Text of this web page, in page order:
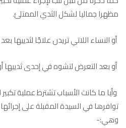
مظهرا جماليا لشكل الثدي الممتلئ.
أو النساء اللاتي تريدن علاجًا لثدييها
أو بعد التعرض لتشوه في إحدى ثدييها
وأيا ما كانت الأسباب تشترط عملية
توافرها في السيدة المقبلة على
وهي:-